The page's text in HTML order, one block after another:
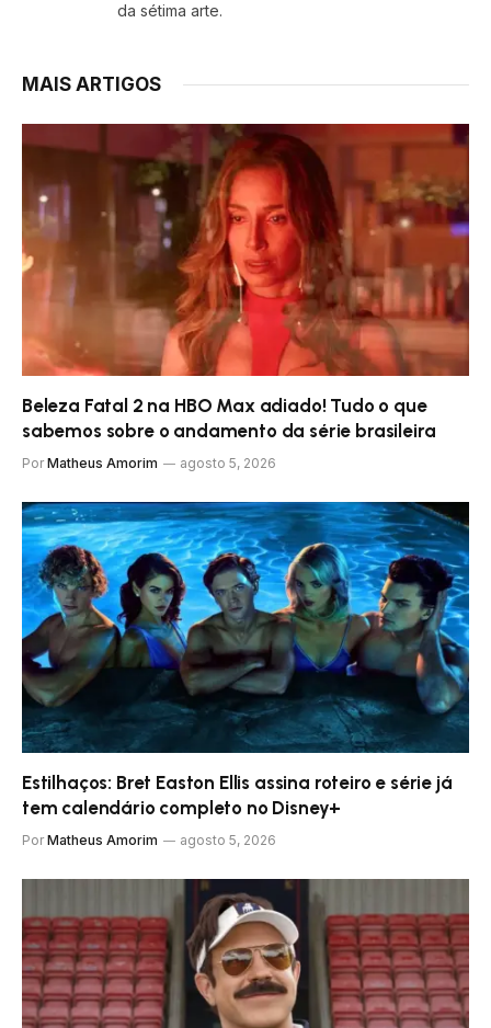
da sétima arte.
MAIS ARTIGOS
Beleza Fatal 2 na HBO Max adiado! Tudo o que
sabemos sobre o andamento da série brasileira
Por Matheus Amorim agosto 5, 2026
Estilhaços: Bret Easton Ellis assina roteiro e série já
tem calendário completo no Disney+
Por Matheus Amorim agosto 5, 2026